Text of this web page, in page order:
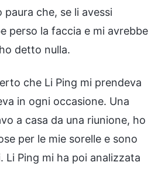
che, se li avessi
perso la faccia e mi avrebbe
detto nulla.
che Li Ping mi prendeva
in ogni occasione. Una
a casa da una riunione, ho
per le mie sorelle e sono
Li Ping mi ha poi analizzata